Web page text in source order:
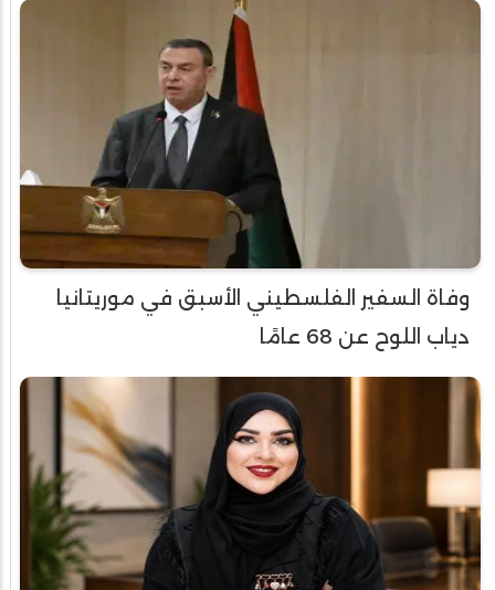
وفاة السفير الفلسطيني الأسبق في موريتانيا
دياب اللوح عن 68 عامًا